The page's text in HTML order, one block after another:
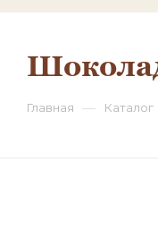
Главная — Каталог